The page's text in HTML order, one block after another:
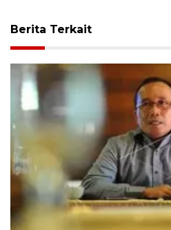
Berita Terkait